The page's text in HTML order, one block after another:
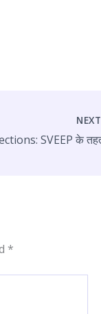
NEXT
*